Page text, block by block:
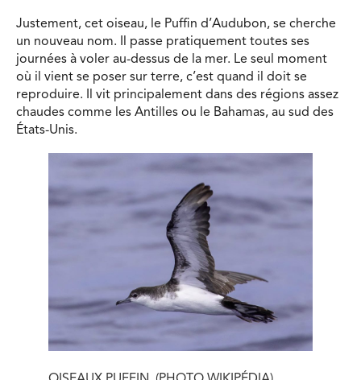
Justement, cet oiseau, le Puffin d’Audubon, se cherche
un nouveau nom. Il passe pratiquement toutes ses
journées à voler au-dessus de la mer. Le seul moment
où il vient se poser sur terre, c’est quand il doit se
reproduire. Il vit principalement dans des régions assez
chaudes comme les Antilles ou le Bahamas, au sud des
États-Unis.